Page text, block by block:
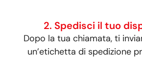
2. Spedisci il tuo
Dopo la tua chiamata, ti
un’etichetta di spedizione